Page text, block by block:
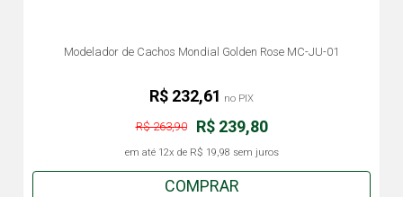
Modelador de Cachos Mondial Golden Rose MC-JU-01
R$ 239,80
R$ 263,90
em até 12x de R$ 19,98 sem juros
R$ 232,61 no PIX
COMPRAR